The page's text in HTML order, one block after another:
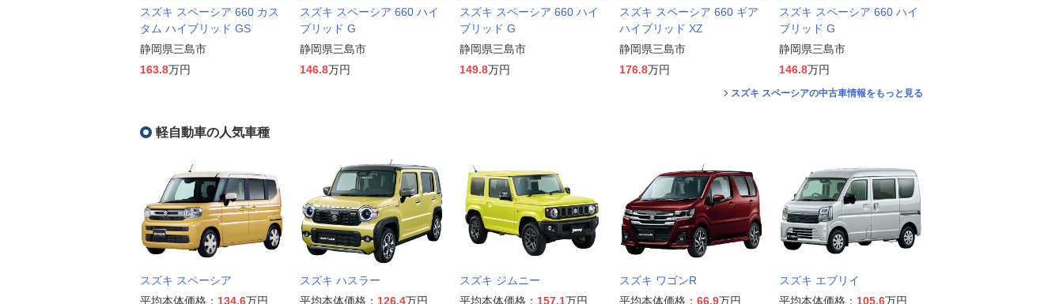
スズキ スペーシア 660 カス
タム ハイブリッド GS
静岡県三島市
163.8万円
スズキ スペーシア 660 ハイ
ブリッド G
静岡県三島市
146.8万円
スズキ スペーシア 660 ハイ
ブリッド G
静岡県三島市
149.8万円
スズキ スペーシア 660 ギア
ハイブリッド XZ
静岡県三島市
176.8万円
スズキ スペーシア 660 ハイ
ブリッド G
静岡県三島市
146.8万円
スズキ スペーシアの中古車情報をもっと見る
軽自動車の人気車種
スズキ スペーシア
平均本体価格： 134.6万円
スズキ ハスラー
平均本体価格： 126.4万円
スズキ ジムニー
平均本体価格： 157.1万円
スズキ ワゴンR
平均本体価格： 66.9万円
スズキ エブリイ
平均本体価格： 105.6万円